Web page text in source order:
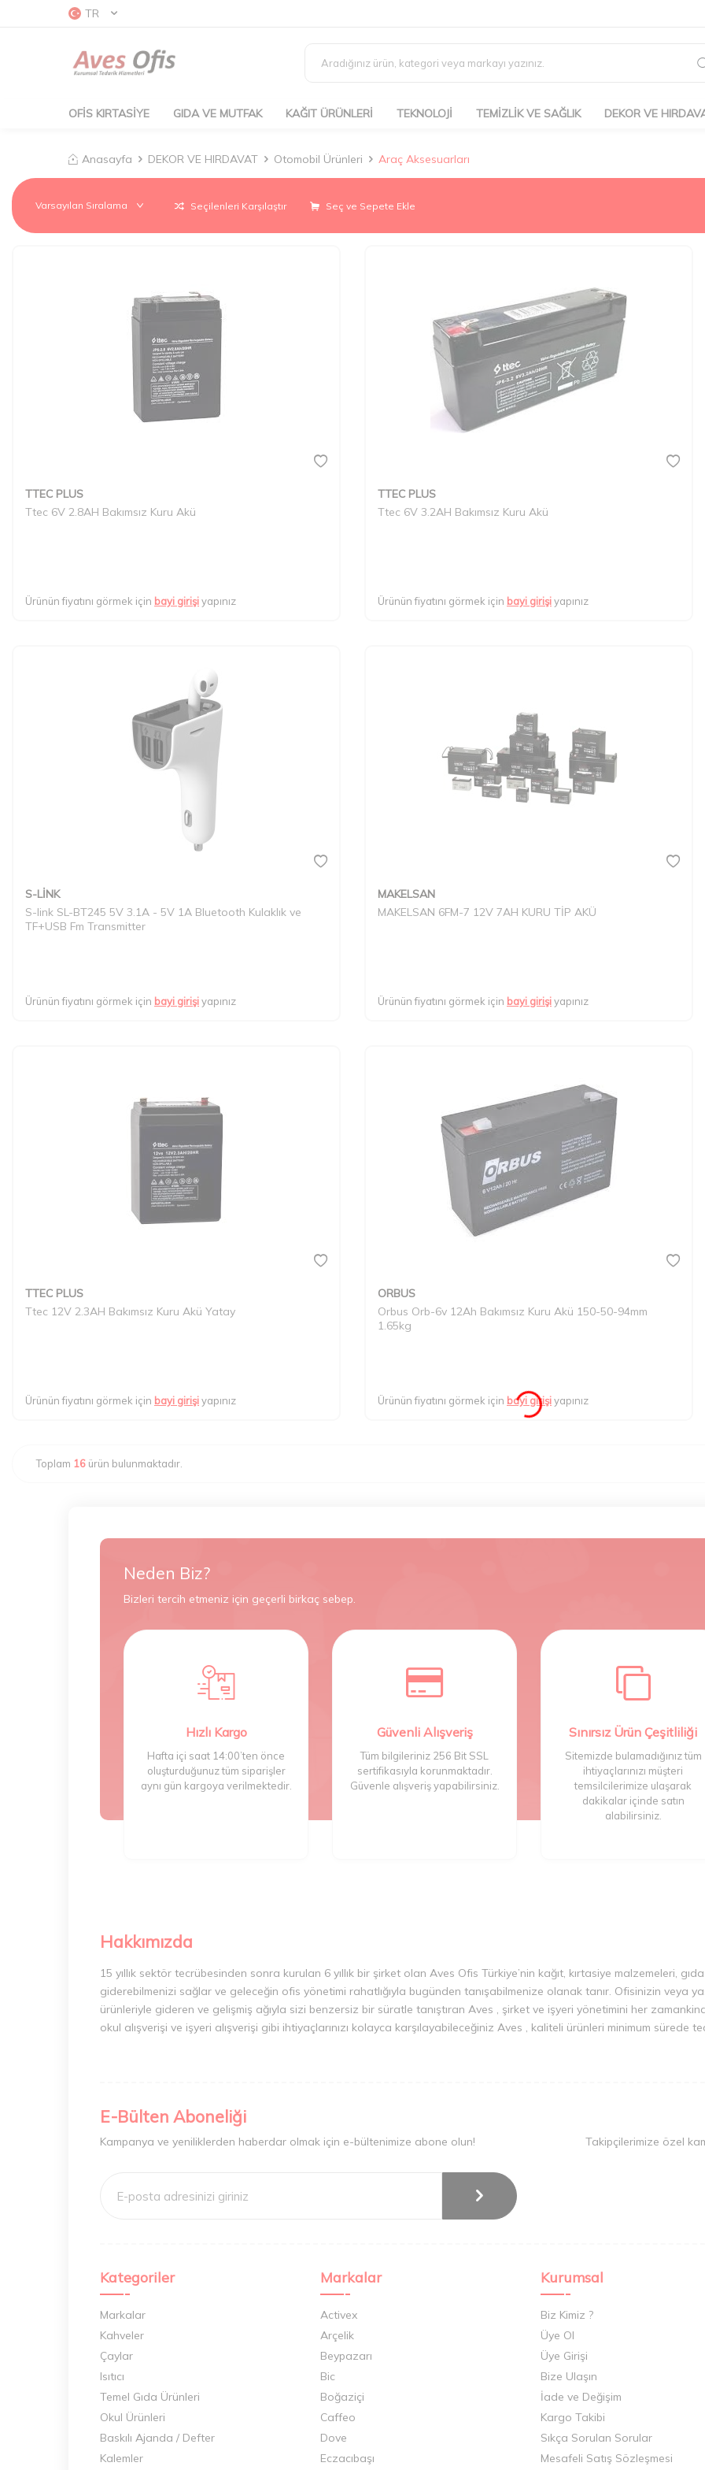
TR
OFİS KIRTASİYE GIDA VE MUTFAK KAĞIT ÜRÜNLERİ TEKNOLOJİ TEMİZLİK VE SAĞLIK DEKOR VE
Anasayfa DEKOR VE HIRDAVAT Otomobil Ürünleri Araç Aksesuarları
Seçilenleri Karşılaştır Seç ve Sepete Ekle
TTEC PLUS
Ttec 6V 2.8AH Bakımsız Kuru Akü
Ürünün fiyatını görmek için bayi girişiyapınız
TTEC PLUS
Ttec 6V 3.2AH Bakımsız Kuru Akü
Ürünün fiyatını görmek için bayi girişiyapınız
S-LİNK
S-link SL-BT245 5V 3.1A - 5V 1A Bluetooth Kulaklık ve
TF+USB Fm Transmitter
Ürünün fiyatını görmek için bayi girişiyapınız
MAKELSAN
MAKELSAN 6FM-7 12V 7AH KURU TİP AKÜ
Ürünün fiyatını görmek için bayi girişiyapınız
TTEC PLUS
Ttec 12V 2.3AH Bakımsız Kuru Akü Yatay
Ürünün fiyatını görmek için bayi girişiyapınız
ORBUS
Orbus Orb-6v 12Ah Bakımsız Kuru Akü 150-50-94mm
1.65kg
Ürünün fiyatını görmek için bayi girişiyapınız
Toplam 16 ürün bulunmaktadır.
Neden Biz?
Bizleri tercih etmeniz için geçerli birkaç sebep.
Hızlı Kargo
Hafta içi saat 14:00’ten önce
oluşturduğunuz tüm siparişler
aynı gün kargoya verilmektedir.
Güvenli Alışveriş
Tüm bilgileriniz 256 Bit SSL
sertifikasıyla korunmaktadır.
Güvenle alışveriş yapabilirsiniz.
Sınırsız Ürün Çeşitliliği
Sitemizde bulamadığınız tüm
ihtiyaçlarınızı müşteri
temsilcilerimize ulaşarak
dakikalar içinde satın
alabilirsiniz.
Hakkımızda
15 yıllık sektör tecrübesinden sonra kurulan 6 yıllık bir şirket olan Aves Ofis Türkiye’nin kağıt, kırtasiye malzemeleri,
giderebilmenizi sağlar ve geleceğin ofis yönetimi rahatlığıyla bugünden tanışabilmenize olanak tanır. Ofisinizin veya
ürünleriyle gideren ve gelişmiş ağıyla sizi benzersiz bir süratle tanıştıran Aves , şirket ve işyeri yönetimini her
okul alışverişi ve işyeri alışverişi gibi ihtiyaçlarınızı kolayca karşılayabileceğiniz Aves , kaliteli ürünleri minimum sürede
E-Bülten Aboneliği
Kampanya ve yeniliklerden haberdar olmak için e-bültenimize abone olun! Takipçilerimize özel
Kategoriler
Markalar
Kahveler
Çaylar
Isıtıcı
Temel Gıda Ürünleri
Okul Ürünleri
Baskılı Ajanda / Defter
Kalemler
Markalar
Activex
Arçelik
Beypazarı
Bic
Boğaziçi
Caffeo
Dove
Eczacıbaşı
Kurumsal
Biz Kimiz ?
Üye Ol
Üye Girişi
Bize Ulaşın
İade ve Değişim
Kargo Takibi
Sıkça Sorulan Sorular
Mesafeli Satış Sözleşmesi